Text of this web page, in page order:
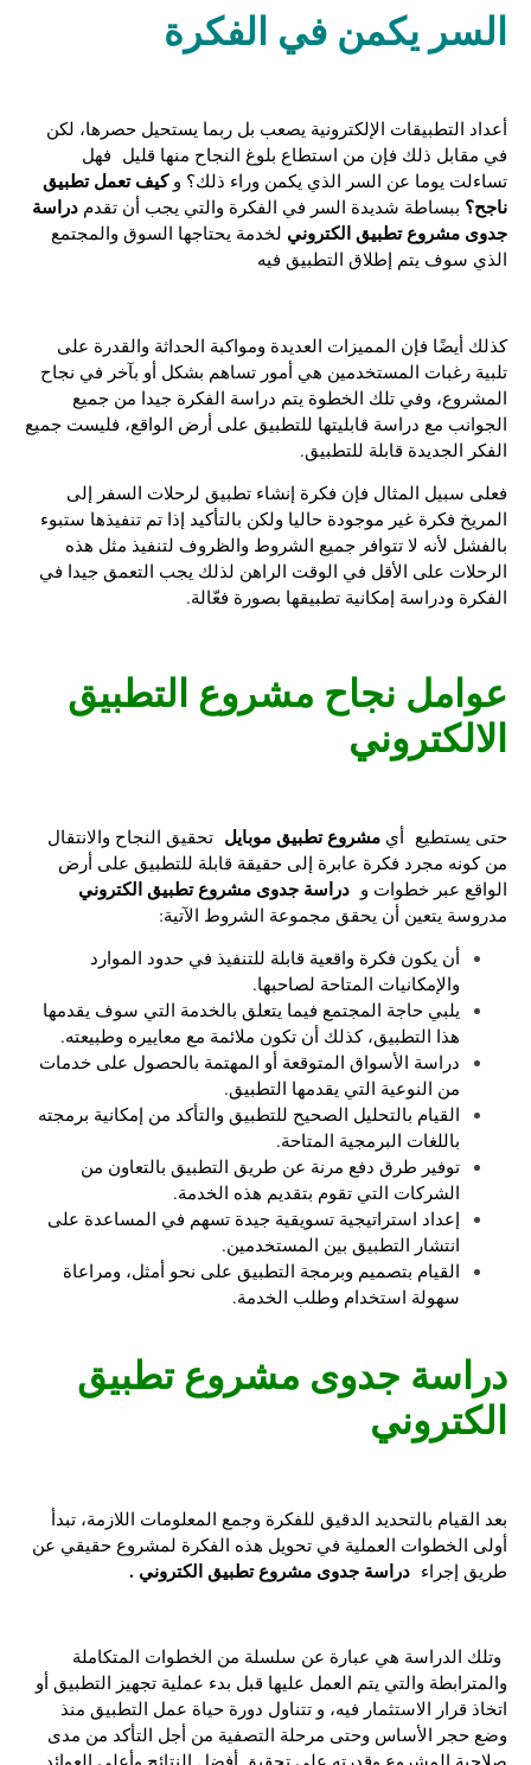
السر يكمن في الفكرة
أعداد التطبيقات الإلكترونية يصعب بل ربما يستحيل حصرها، لكن
في مقابل ذلك فإن من استطاع بلوغ النجاح منها قليل فهل
تساءلت يوما عن السر الذي يكمن وراء ذلك؟ وكيف تعمل تطبيق
ناجح؟ببساطة شديدة السر في الفكرة والتي يجب أن تقدمدراسة
جدوى مشروع تطبيق الكترونيلخدمة يحتاجها السوق والمجتمع
الذي سوف يتم إطلاق التطبيق فيه
كذلك أيضًا فإن المميزات العديدة ومواكبة الحداثة والقدرة على
تلبية رغبات المستخدمين هي أمور تساهم بشكل أو بآخر في نجاح
المشروع، وفي تلك الخطوة يتم دراسة الفكرة جيدا من جميع
الجوانب مع دراسة قابليتها للتطبيق على أرض الواقع، فليست جميع
الفكر الجديدة قابلة للتطبيق.
فعلى سبيل المثال فإن فكرة إنشاء تطبيق لرحلات السفر إلى
المريخ فكرة غير موجودة حاليا ولكن بالتأكيد إذا تم تنفيذها ستبوء
بالفشل لأنه لا تتوافر جميع الشروط والظروف لتنفيذ مثل هذه
الرحلات على الأقل في الوقت الراهن لذلك يجب التعمق جيدا في
الفكرة ودراسة إمكانية تطبيقها بصورة فعّالة.
عوامل نجاح مشروع التطبيق
الالكتروني
حتى يستطيع أي مشروع تطبيق موبايلتحقيق النجاح والانتقال
من كونه مجرد فكرة عابرة إلى حقيقة قابلة للتطبيق على أرض
الواقع عبر خطوات و دراسة جدوى مشروع تطبيق الكتروني
مدروسة يتعين أن يحقق مجموعة الشروط الآتية:
أن يكون فكرة واقعية قابلة للتنفيذ في حدود الموارد
والإمكانيات المتاحة لصاحبها.
يلبي حاجة المجتمع فيما يتعلق بالخدمة التي سوف يقدمها
هذا التطبيق، كذلك أن تكون ملائمة مع معاييره وطبيعته.
دراسة الأسواق المتوقعة أو المهتمة بالحصول على خدمات
من النوعية التي يقدمها التطبيق.
القيام بالتحليل الصحيح للتطبيق والتأكد من إمكانية برمجته
باللغات البرمجية المتاحة.
توفير طرق دفع مرنة عن طريق التطبيق بالتعاون من
الشركات التي تقوم بتقديم هذه الخدمة.
إعداد استراتيجية تسويقية جيدة تسهم في المساعدة على
انتشار التطبيق بين المستخدمين.
القيام بتصميم وبرمجة التطبيق على نحو أمثل، ومراعاة
سهولة استخدام وطلب الخدمة.
دراسة جدوى مشروع تطبيق
الكتروني
بعد القيام بالتحديد الدقيق للفكرة وجمع المعلومات اللازمة، تبدأ
أولى الخطوات العملية في تحويل هذه الفكرة لمشروع حقيقي عن
طريق إجراء دراسة جدوى مشروع تطبيق الكتروني .
وتلك الدراسة هي عبارة عن سلسلة من الخطوات المتكاملة
والمترابطة والتي يتم العمل عليها قبل بدء عملية تجهيز التطبيق أو
اتخاذ قرار الاستثمار فيه، و تتناول دورة حياة عمل التطبيق منذ
وضع حجر الأساس وحتى مرحلة التصفية من أجل التأكد من مدى